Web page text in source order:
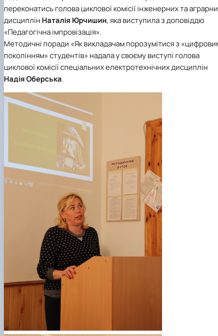
переконатись голова циклової комісії інженерних та
дисциплін Наталія Юрчишин, яка виступила з доповіддю
«Педагогічна імпровізація».
Методичні поради «Як викладачам порозумітися з
поколінням» студентів» надала у своєму виступі голова
циклової комісії спеціальних електротехнічних дисциплін
Надія Оберська.